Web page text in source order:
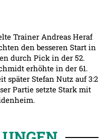
Trainer Andreas Heraf
den besseren Start in
durch Pick in der 52.
erhöhte in der 61.
später Stefan Nutz auf 3:2
Partie setzte Stark mit